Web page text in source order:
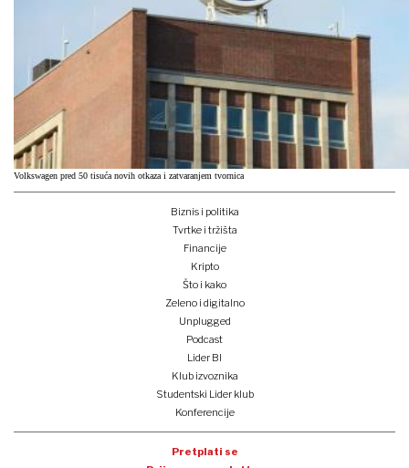
Volkswagen pred 50 tisuća novih otkaza i zatvaranjem tvornica
Biznis i politika
Tvrtke i tržišta
Financije
Kripto
Što i kako
Zeleno i digitalno
Unplugged
Podcast
Lider BI
Klub izvoznika
Studentski Lider klub
Konferencije
Pretplati se